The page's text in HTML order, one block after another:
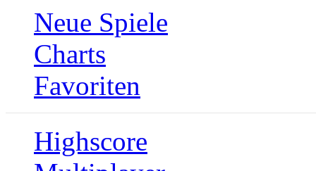
Neue Spiele
Charts
Favoriten
Highscore